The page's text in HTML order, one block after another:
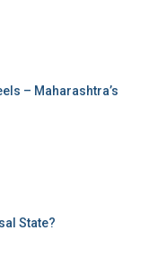
– Maharashtra’s
State?